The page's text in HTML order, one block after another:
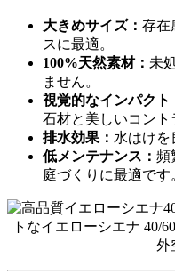
大きめサイズ： 存在
スに最適。
100%天然素材： 未
ません。
視覚的なインパクト
石材と美しいコント
排水効果： 水はけを
低メンテナンス： 頻
庭づくりに最適です
トなイエローシエナ 40/
外